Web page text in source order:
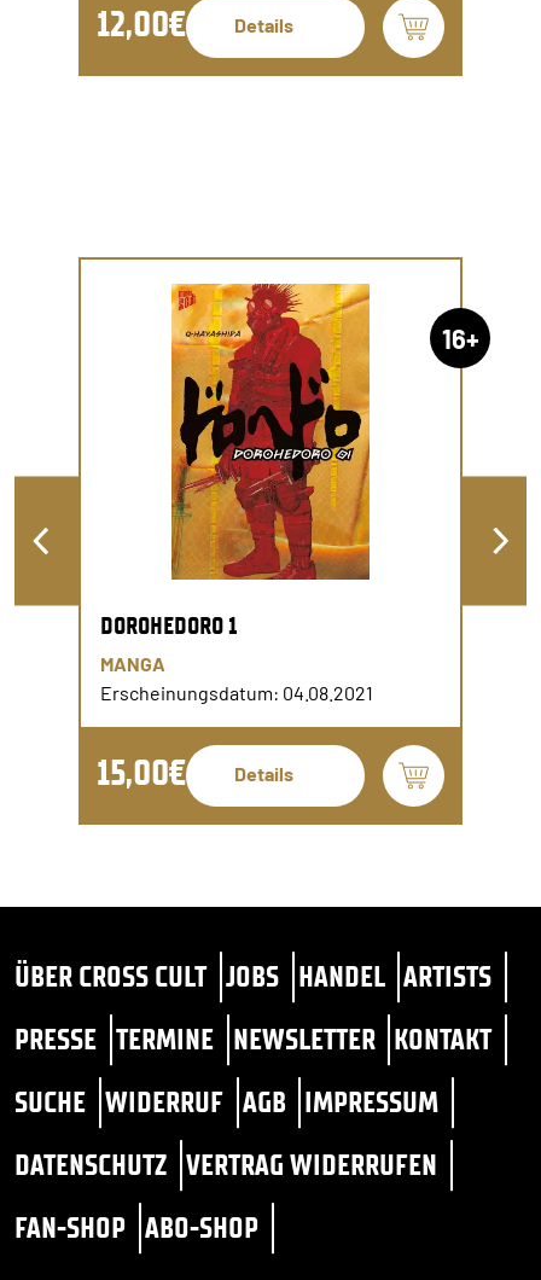
12,00€ Details
16+
DOROHEDORO 1
MANGA
Erscheinungsdatum: 04.08.2021
15,00€ Details
ÜBER CROSS CULT JOBS HANDEL ARTISTS
PRESSE TERMINE NEWSLETTER KONTAKT
SUCHE WIDERRUF AGB IMPRESSUM
DATENSCHUTZ VERTRAG WIDERRUFEN
FAN-SHOP ABO-SHOP